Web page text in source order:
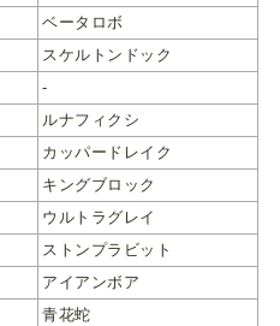
ベータロボ
スケルトンドック
-
ルナフィクシ
カッパードレイク
キングブロック
ウルトラグレイ
ストンプラビット
アイアンボア
青花蛇